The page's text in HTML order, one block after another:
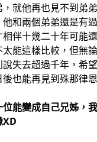
就他再也見不到弟
和兩個弟弟還是有
伴十幾二十年可能
能這樣比較，但無
失去超過千年，希
也能再見到殊那律恩
能變成自己兄姊，
XD